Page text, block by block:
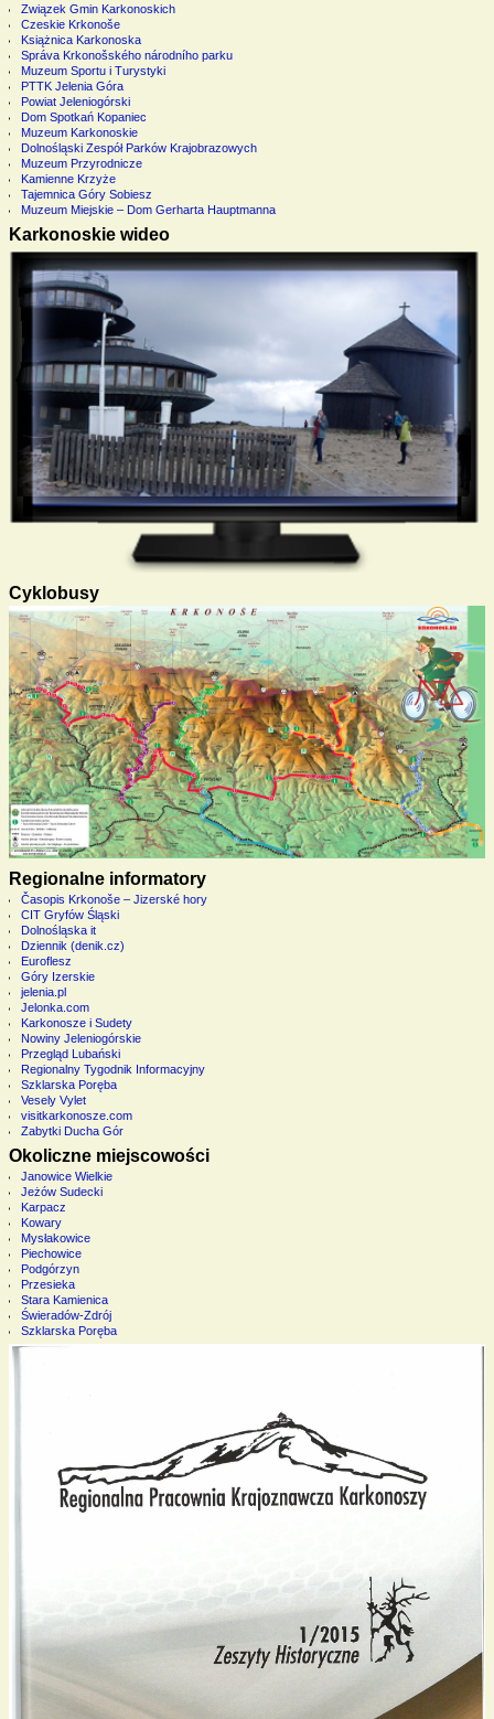
Związek Gmin Karkonoskich
Czeskie Krkonoše
Książnica Karkonoska
Správa Krkonošského národního parku
Muzeum Sportu i Turystyki
PTTK Jelenia Góra
Powiat Jeleniogórski
Dom Spotkań Kopaniec
Muzeum Karkonoskie
Dolnośląski Zespół Parków Krajobrazowych
Muzeum Przyrodnicze
Kamienne Krzyże
Tajemnica Góry Sobiesz
Muzeum Miejskie – Dom Gerharta Hauptmanna
Karkonoskie wideo
Cyklobusy
Regionalne informatory
Časopis Krkonoše – Jizerské hory
CIT Gryfów Śląski
Dolnośląska it
Dziennik (denik.cz)
Euroflesz
Góry Izerskie
jelenia.pl
Jelonka.com
Karkonosze i Sudety
Nowiny Jeleniogórskie
Przegląd Lubański
Regionalny Tygodnik Informacyjny
Szklarska Poręba
Vesely Vylet
visitkarkonosze.com
Zabytki Ducha Gór
Okoliczne miejscowości
Janowice Wielkie
Jeżów Sudecki
Karpacz
Kowary
Mysłakowice
Piechowice
Podgórzyn
Przesieka
Stara Kamienica
Świeradów-Zdrój
Szklarska Poręba